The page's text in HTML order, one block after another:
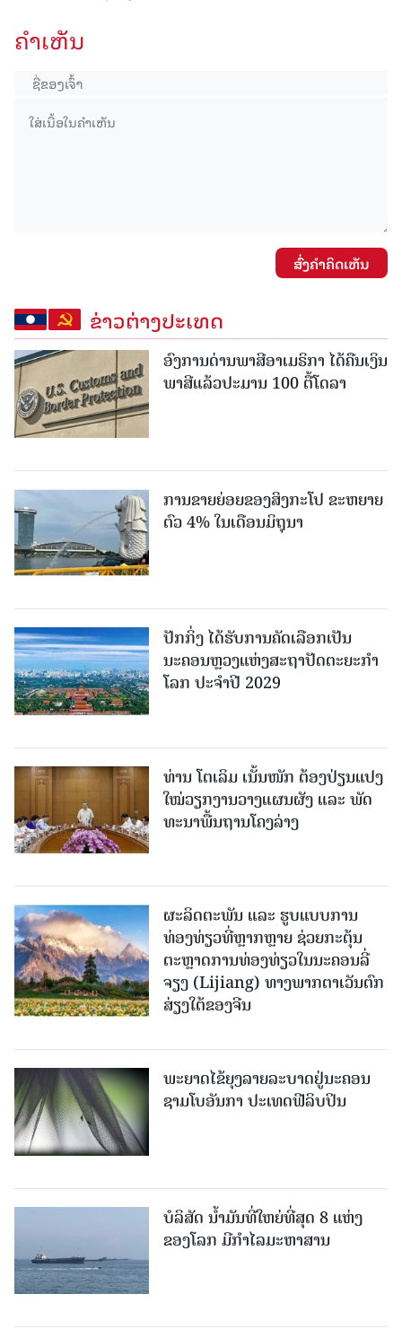
ຄໍາເຫັນ
ສົ່ງຄໍາຄິດເຫັນ
ຂ່າວຕ່າງປະເທດ
ອົງການດ່ານພາສີອາເມຣິກາ ໄດ້ຄືນເງິນ
ພາສີແລ້ວປະມານ 100 ຕື້ໂດລາ
ການຂາຍຍ່ອຍຂອງສິງກະໂປ ຂະຫຍາຍ
ຕົວ 4% ໃນເດືອນມິຖຸນາ
ປັກກິ່ງ ໄດ້ຮັບການຄັດເລືອກເປັນ
ນະຄອນຫຼວງແຫ່ງສະຖາປັດຕະຍະກຳ
ໂລກ ປະຈຳປີ 2029
ທ່ານ ໂຕ​ເລິມ ເນັ້ນໜັກ ຕ້ອງ​ປ່ຽນ​ແປງ​
ໃໝ່​ວຽກ​ງານ​ວາງ​ແຜນ​ຜັງ ແລະ ​ພັດ​
ທະ​ນາ​ພື້ນ​ຖານ​ໂຄງ​ລ່າງ
ຜະລິດຕະພັນ ແລະ ຮູບແບບການ
ທ່ອງທ່ຽວທີ່ຫຼາກຫຼາຍ ຊ່ວຍກະຕຸ້ນ
ຕະຫຼາດການທ່ອງທ່ຽວໃນນະຄອນລີ່
ຈຽງ (Lijiang) ທາງພາກຕາເວັນຕົກ
ສ່ຽງໃຕ້ຂອງຈີນ
ພະຍາດໄຂ້ຍຸງລາຍລະບາດຢູ່ນະຄອນ
ຊາມໂບ​ອັນກາ ປະເທດຟີລິບປິນ
ບໍລິສັດ ນ້ຳມັນທີ່ໃຫຍ່ທີ່ສຸດ 8 ແຫ່ງ
ຂອງໂລກ ມີກຳໄລມະຫາສານ